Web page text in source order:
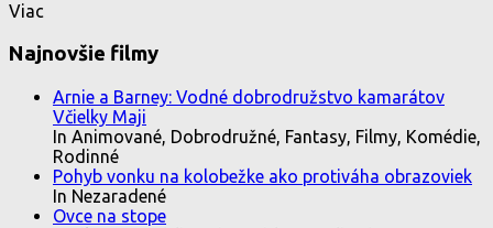
Viac
Najnovšie filmy
Arnie a Barney: Vodné dobrodružstvo kamarátov
Včielky Maji
In Animované, Dobrodružné, Fantasy, Filmy, Komédie,
Rodinné
Pohyb vonku na kolobežke ako protiváha obrazoviek
In Nezaradené
Ovce na stope